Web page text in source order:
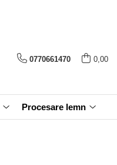
0770661470 0,00
Procesare lemn